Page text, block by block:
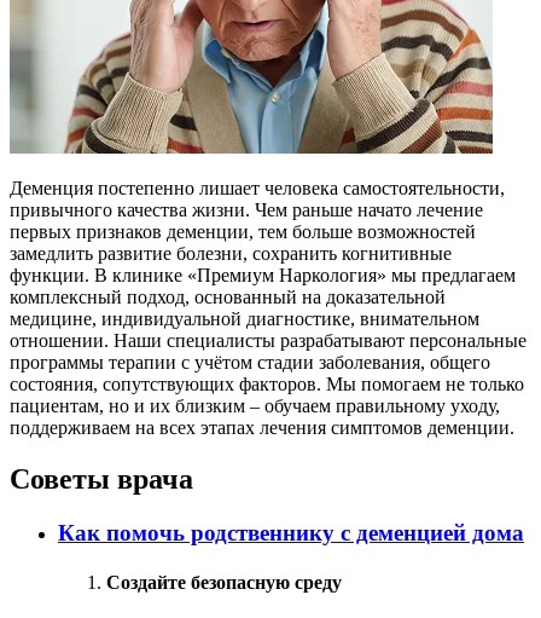
Деменция постепенно лишает человека самостоятельности,
привычного качества жизни. Чем раньше начато лечение
первых признаков деменции, тем больше возможностей
замедлить развитие болезни, сохранить когнитивные
функции. В клинике «Премиум Наркология» мы предлагаем
комплексный подход, основанный на доказательной
медицине, индивидуальной диагностике, внимательном
отношении. Наши специалисты разрабатывают персональные
программы терапии с учётом стадии заболевания, общего
состояния, сопутствующих факторов. Мы помогаем не только
пациентам, но и их близким – обучаем правильному уходу,
поддерживаем на всех этапах лечения симптомов деменции.
Советы врача
Как помочь родственнику с деменцией дома
Создайте безопасную среду